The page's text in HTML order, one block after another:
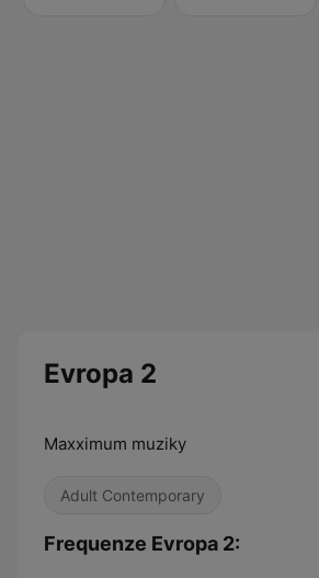
Evropa 2
Maxximum muziky
Adult Contemporary
Frequenze Evropa 2: